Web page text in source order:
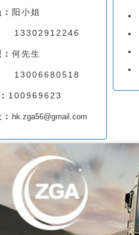
阳小姐
何先生
100969623
hk.zga56@gmail.com